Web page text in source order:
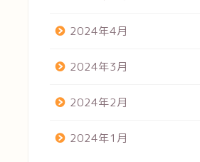
2024年4月
2024年3月
2024年2月
2024年1月